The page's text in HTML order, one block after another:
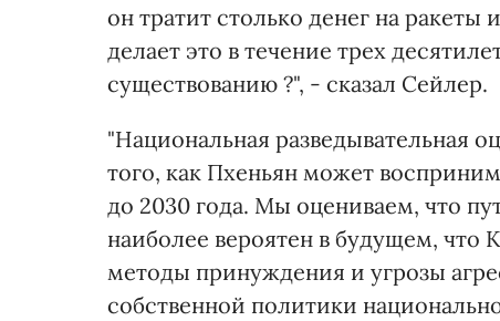
он тратит столько денег на
делает это в течение трех
существованию ?", - сказал Сейлер.
"Национальная разведывательная
того, как Пхеньян может
до 2030 года. Мы оцениваем, что
наиболее вероятен в будущем, что
методы принуждения и угрозы
собственной политики